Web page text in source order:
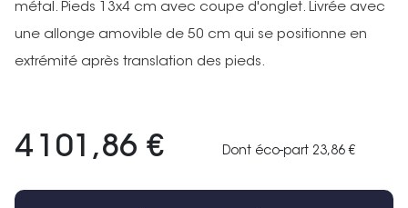
métal. Pieds 13x4 cm avec coupe d'onglet. Livrée avec
une allonge amovible de 50 cm qui se positionne en
extrémité après translation des pieds.
4 101,86 € Dont éco-part 23,86 €